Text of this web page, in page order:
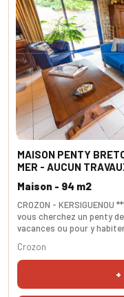
MAISON PENTY
MER - AUCUN
CROZON -
vous cherchez un penty
vacances ou pour y
idéalement exposée sud
arboré et sans vis à vis.
compléter ce niveau. A
Maison - 94 m2
Crozon